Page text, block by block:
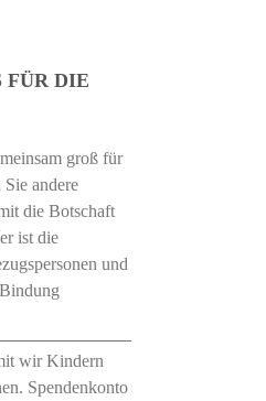
FÜR DIE
groß für
andere
die Botschaft
ist die
und
wir Kindern
Spendenkonto